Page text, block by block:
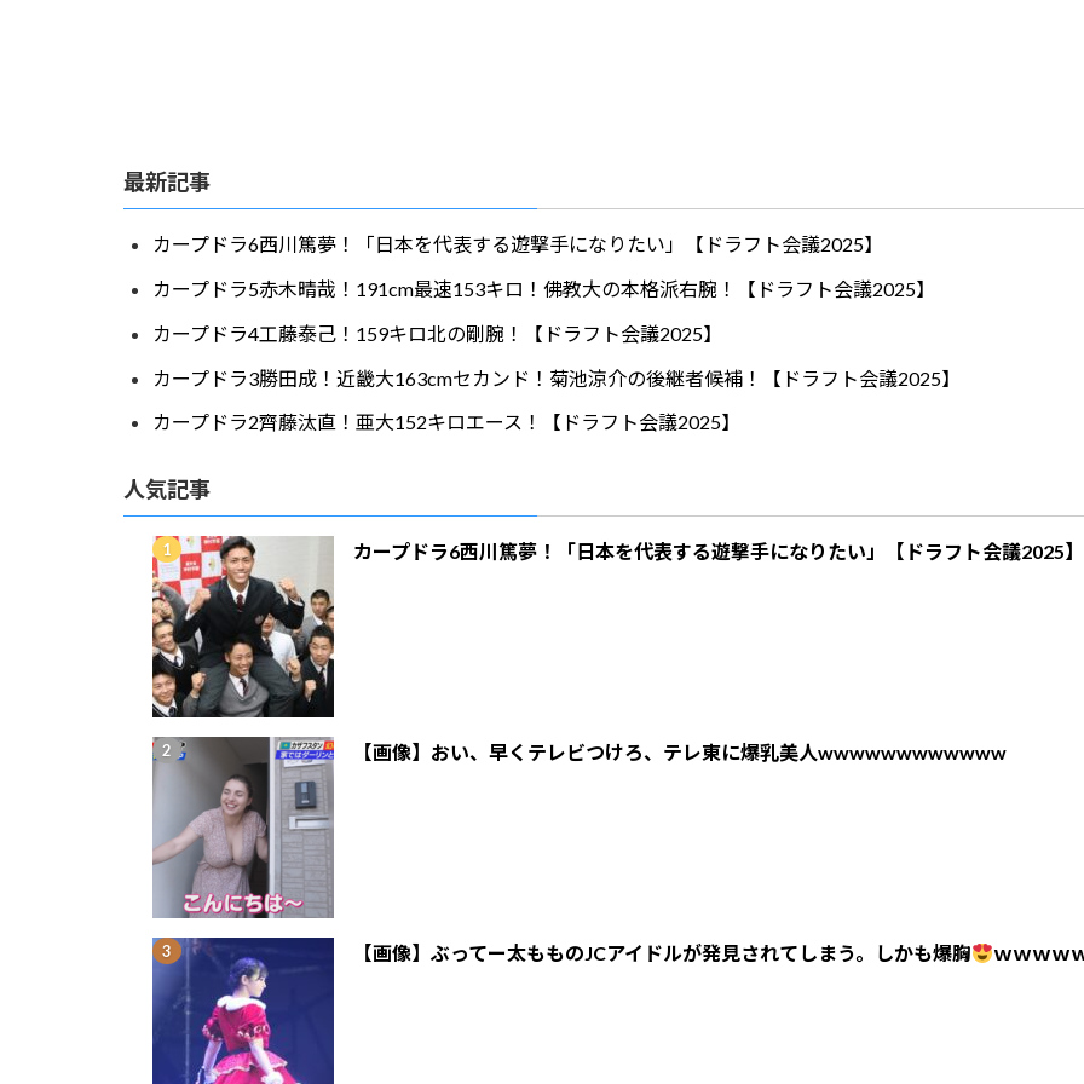
最新記事
カープドラ6西川篤夢！「日本を代表する遊撃手になりたい」【ドラフト会議2025】
カープドラ5赤木晴哉！191cm最速153キロ！佛教大の本格派右腕！【ドラフト会議2025】
カープドラ4工藤泰己！159キロ北の剛腕！【ドラフト会議2025】
カープドラ3勝田成！近畿大163cmセカンド！菊池涼介の後継者候補！【ドラフト会議2025】
カープドラ2齊藤汰直！亜大152キロエース！【ドラフト会議2025】
人気記事
カープドラ6西川篤夢！「日本を代表する遊撃手になりたい」【ドラフト会議2025】
【画像】おい、早くテレビつけろ、テレ東に爆乳美人wwwwwwwwwwww
【画像】ぶってー太もものJCアイドルが発見されてしまう。しかも爆胸 ｗｗｗｗ